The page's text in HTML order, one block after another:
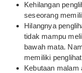
Kehilangan
seseorang
Hilangnya
tidak mampu
bawah mata.
memiliki
Kebutaan malam